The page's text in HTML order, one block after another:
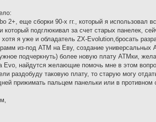
2+, еще сборки 90-х гг., который я
который подглюкивал за счет старых панелек,
хотя я уже и обладатель ZX-Evolution,бросать
из-под ATM на Еву, создание
подчеркнуть) более новую плату ATMки,
Evo, найдутся желающие помочь мне в этом
раздобуду таковую плату, то старую могу
прижимать пальцем панельки или в противном